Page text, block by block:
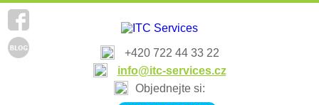
+420 722 44 33 22
info@itc-services.cz
Objednejte si: